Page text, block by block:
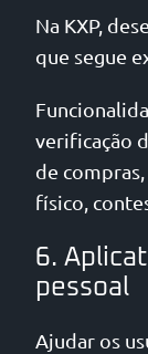
Na KXP,
que segue
verificação
de
físico,
6.
pessoal
Ajudar os